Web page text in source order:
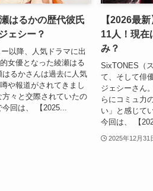
はるかの歴代彼氏
ェシー？
以降、人気ドラマに出
女優となった綾瀬はる
るかさんは過去に人気
や報道がされてきまし
々と交際されていたの
回は、 【2025...
【2026最
11人！現在
み？
SixTONES（
て、そして俳
ジェシーさん
らにコミュ力
い」と感じて
今回は、 【
2025年12月31